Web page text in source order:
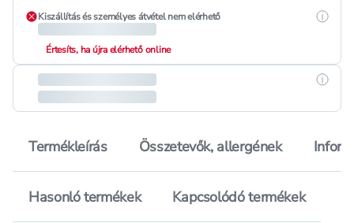
Kiszállítás és személyes átvétel nem elérhető
Értesíts, ha újra elérhető online
Termékleírás Összetevők, allergének
Hasonló termékek Kapcsolódó termékek